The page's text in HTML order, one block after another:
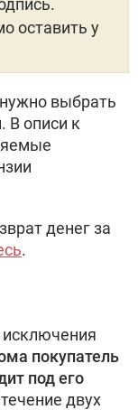
оставить у
выбрать
В описи к
денег за
.
исключения
покупатель
под его
двух